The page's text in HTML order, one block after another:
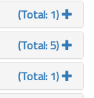
(Total: 1)
(Total: 5)
(Total: 1)